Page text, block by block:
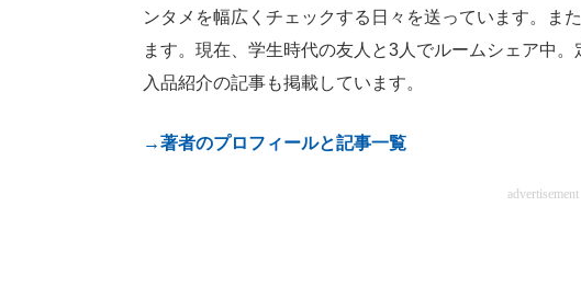
ンタメを幅広くチェックする日々を送っています。ま
ます。現在、学生時代の友人と3人でルームシェア中
入品紹介の記事も掲載しています。
→著者のプロフィールと記事一覧
advertisement